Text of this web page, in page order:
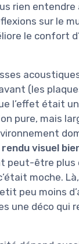
rien entendre
sur le
le confort
(les
l’effet était
pure, mais
rendu visuel
peut-être plus
moche.
peu moins
une déco qui